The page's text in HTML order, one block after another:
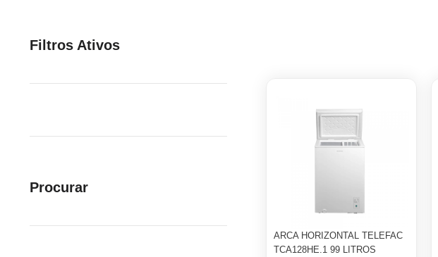
Filtros Ativos
Procurar
ARCA HORIZONTAL TELEFAC
TCA128HE.1 99 LITROS